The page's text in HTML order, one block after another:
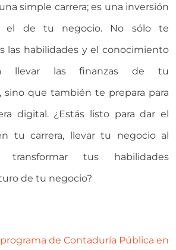
simple carrera; es una inversión
de tu negocio. No sólo te
las habilidades y el conocimiento
llevar las finanzas de tu
que también te prepara para
digital. ¿Estás listo para dar el
tu carrera, llevar tu negocio al
transformar tus habilidades
de tu negocio?
de Contaduría Pública en